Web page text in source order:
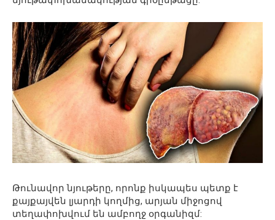
Թունավոր նյութերը, որոնք իսկապես պետք է
քայքայվեն լյարդի կողմից, արյան միջոցով
տեղափոխվում են ամբողջ օրգանիզմ: